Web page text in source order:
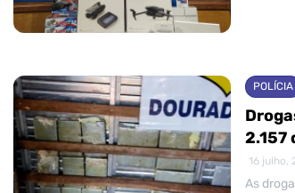
POLÍCIA
2.157
16 julho,
As